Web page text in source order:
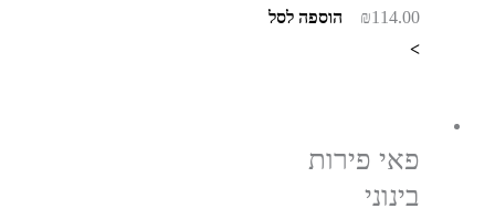
₪114.00
הוספה לסל
>
פאי פירות
בינוני